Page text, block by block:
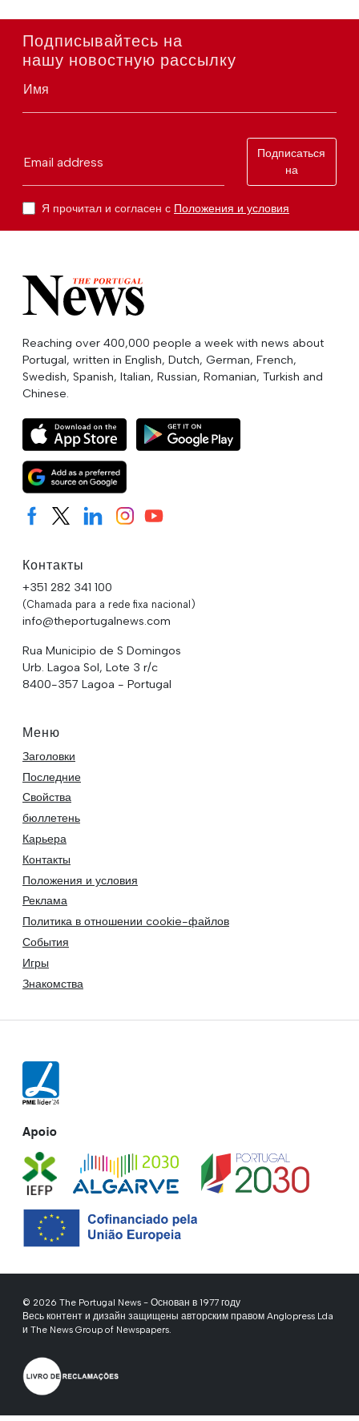
Подписывайтесь на
нашу новостную рассылку
Имя
Email address
Подписаться
на
Я прочитал и согласен с Положения и условия
Reaching over 400,000 people a week with news about
Portugal, written in English, Dutch, German, French,
Swedish, Spanish, Italian, Russian, Romanian, Turkish and
Chinese.
Контакты
+351 282 341 100
(Chamada para a rede fixa nacional)
info@theportugalnews.com
Rua Municipio de S Domingos
Urb. Lagoa Sol, Lote 3 r/c
8400-357 Lagoa - Portugal
Меню
Заголовки
Последние
Свойства
бюллетень
Карьера
Контакты
Положения и условия
Реклама
Политика в отношении cookie-файлов
События
Игры
Знакомства
Apoio
© 2026 The Portugal News - Основан в 1977 году
Весь контент и дизайн защищены авторским правом Anglopress Lda
и The News Group of Newspapers.